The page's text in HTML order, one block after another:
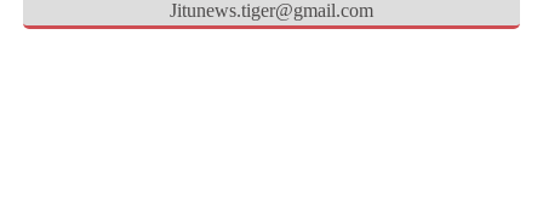
Jitunews.tiger@gmail.com